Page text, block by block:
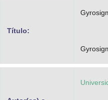
Advocacia-Geral da União
Título: